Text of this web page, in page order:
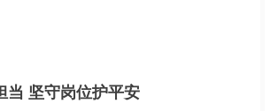
当 坚守岗位护平安